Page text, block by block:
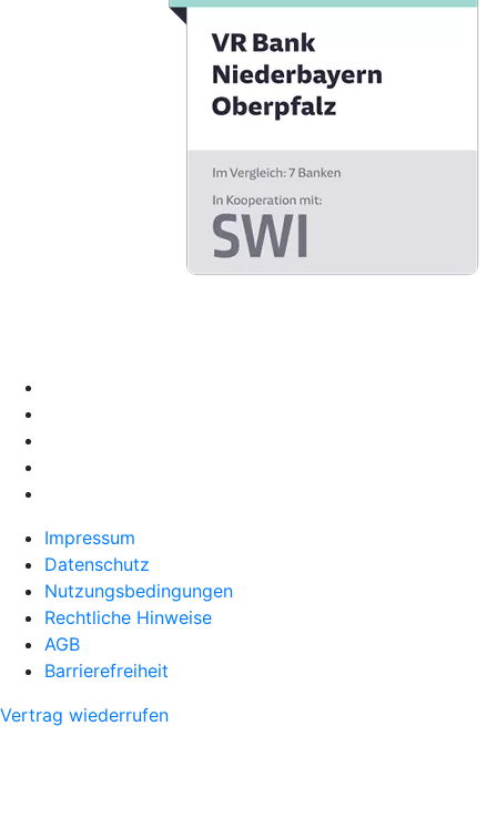
Impressum
Datenschutz
Nutzungsbedingungen
Rechtliche Hinweise
AGB
Barrierefreiheit
Vertrag wiederrufen